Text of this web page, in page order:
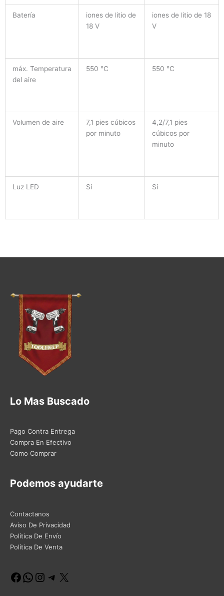
Batería
iones de litio de
18 V
iones de litio de 18
V
máx. Temperatura
del aire
550 °C 550 °C
Volumen de aire
7,1 pies cúbicos
por minuto
4,2/7,1 pies
cúbicos por
minuto
Luz LED Si Si
Lo Mas Buscado
Pago Contra Entrega
Compra En Efectivo
Como Comprar
Podemos ayudarte
Contactanos
Aviso De Privacidad
Política De Envío
Política De Venta
Facebook
WhatsApp
Instagram
Telegram